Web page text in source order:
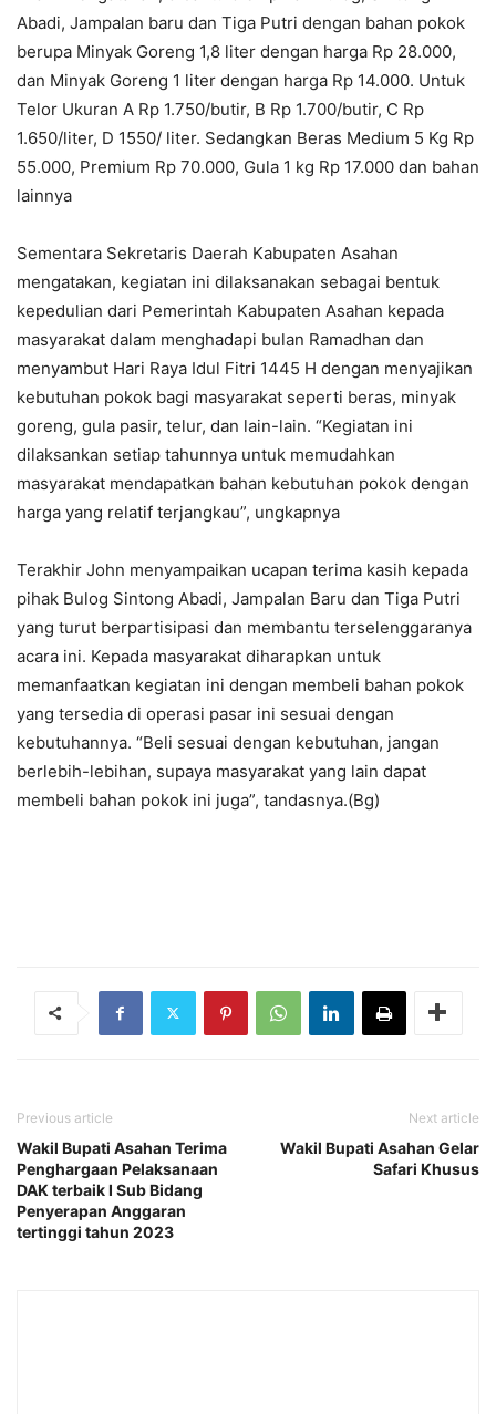
Abadi, Jampalan baru dan Tiga Putri dengan bahan pokok
berupa Minyak Goreng 1,8 liter dengan harga Rp 28.000,
dan Minyak Goreng 1 liter dengan harga Rp 14.000. Untuk
Telor Ukuran A Rp 1.750/butir, B Rp 1.700/butir, C Rp
1.650/liter, D 1550/ liter. Sedangkan Beras Medium 5 Kg Rp
55.000, Premium Rp 70.000, Gula 1 kg Rp 17.000 dan bahan
lainnya
Sementara Sekretaris Daerah Kabupaten Asahan
mengatakan, kegiatan ini dilaksanakan sebagai bentuk
kepedulian dari Pemerintah Kabupaten Asahan kepada
masyarakat dalam menghadapi bulan Ramadhan dan
menyambut Hari Raya Idul Fitri 1445 H dengan menyajikan
kebutuhan pokok bagi masyarakat seperti beras, minyak
goreng, gula pasir, telur, dan lain-lain. “Kegiatan ini
dilaksankan setiap tahunnya untuk memudahkan
masyarakat mendapatkan bahan kebutuhan pokok dengan
harga yang relatif terjangkau”, ungkapnya
Terakhir John menyampaikan ucapan terima kasih kepada
pihak Bulog Sintong Abadi, Jampalan Baru dan Tiga Putri
yang turut berpartisipasi dan membantu terselenggaranya
acara ini. Kepada masyarakat diharapkan untuk
memanfaatkan kegiatan ini dengan membeli bahan pokok
yang tersedia di operasi pasar ini sesuai dengan
kebutuhannya. “Beli sesuai dengan kebutuhan, jangan
berlebih-lebihan, supaya masyarakat yang lain dapat
membeli bahan pokok ini juga”, tandasnya.(Bg)
Previous article
Wakil Bupati Asahan Terima
Penghargaan Pelaksanaan
DAK terbaik I Sub Bidang
Penyerapan Anggaran
tertinggi tahun 2023
Next article
Wakil Bupati Asahan Gelar
Safari Khusus